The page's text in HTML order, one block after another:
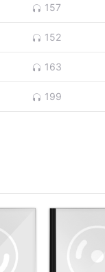
157
152
163
199